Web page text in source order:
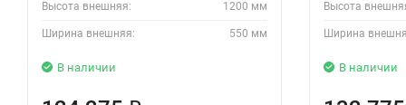
Высота внешняя: 1200 мм
Ширина внешняя: 550 мм
В наличии
Высота
Ширина
В наличии